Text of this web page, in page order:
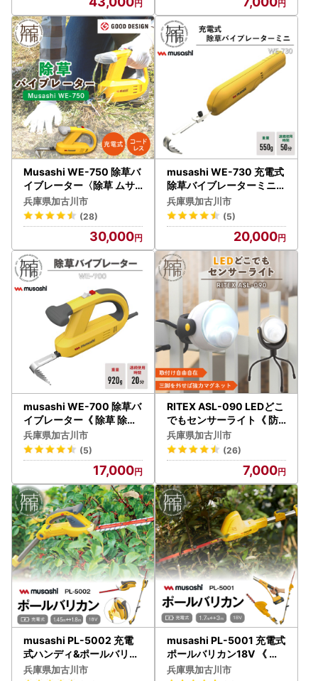
Musashi WE-750 除草バ
イブレーター〈除草 ムサ
シ 除草グッズ 草取り 日用
品 返礼品 ギフト プレゼン
ト 持ち運べる 便利 送料無
料 おすすめ〉【2403O10
807】
兵庫県加古川市
(28)
30,000
musashi WE-730 充電式
除草バイブレーターミニ《
除草 除草グッズ 草取り 日
用品 ギフト プレゼント 持
ち運べる 便利 》【2402O
兵庫県加古川市
(5)
20,000
musashi WE-700 除草バ
イブレーター《 除草 除草
グッズ 草取り 日用品 ギフ
ト プレゼント 持ち運べる
便利 》【2401O10828】
兵庫県加古川市
(5)
17,000
RITEX ASL-090 LEDどこ
でもセンサーライト《 防
犯ライト センサーライト
》【2400O10802】
兵庫県加古川市
(26)
7,000
musashi PL-5002 充電
式ハンディ&ポールバリカ
ン 《 ムサシ 充電器付き 花
兵庫県加古川市
musashi PL-5001 充電式
ポールバリカン18V 《 花
ガーデン DIY ムサシ ガー
兵庫県加古川市